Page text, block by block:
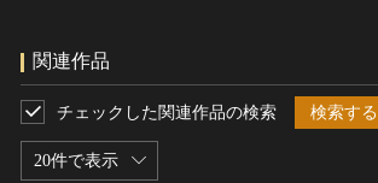
関連作品
20件で表示
チェックした関連作品の検索 検索する